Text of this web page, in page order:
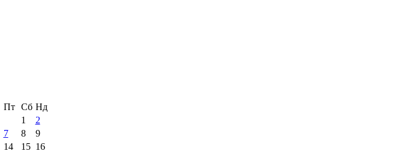
Пт Сб Нд
1
2
7 8
9
14 15 16